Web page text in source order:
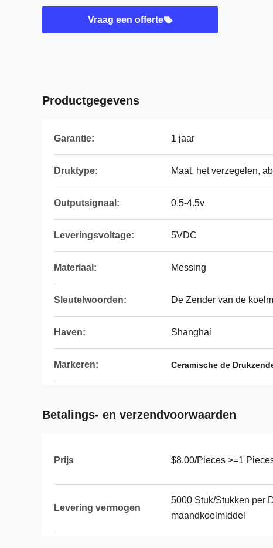
Vraag een offerte
Productgegevens
Garantie: 1 jaar
Druktype: Maat, het verzegelen,
Outputsignaal: 0.5-4.5v
Leveringsvoltage: 5VDC
Materiaal: Messing
Sleutelwoorden: De Zender van de
Haven: Shanghai
Markeren: Ceramische de
Betalings- en verzendvoorwaarden
Prijs $8.00/Pieces >=1
Levering vermogen
5000 Stuk/Stukken per
maandkoelmiddel